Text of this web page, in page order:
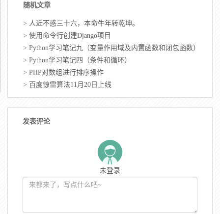
随机文章
> 人近不惑三十六，本命牛年转乾坤。
> 使用命令行创建Django项目
> Python学习笔记九（变量作用域及内置函数和闭包函数）
> Python学习笔记四（条件和循环）
> PHP对数组进行排序操作
> 百度惊雷算法11月20日上线
发表评论
未登录